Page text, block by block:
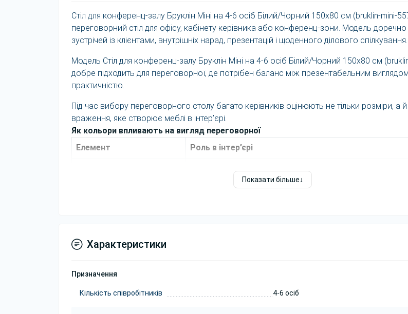
Стіл для конференц-залу Бруклін Міні на 4-6 осіб Білий/Чорний 150x80 см (bruklin-mini-
переговорний стіл для офісу, кабінету керівника або конференц-зони. Модель доречно
зустрічей із клієнтами, внутрішніх нарад, презентацій і щоденного ділового спілкування.
Модель Стіл для конференц-залу Бруклін Міні на 4-6 осіб Білий/Чорний 150x80 см
добре підходить для переговорної, де потрібен баланс між презентабельним
практичністю.
Під час вибору переговорного столу багато керівників оцінюють не тільки розміри, а
враження, яке створює меблі в інтер’єрі.
Як кольори впливають на вигляд переговорної
Елемент
Роль в інтер’єрі
Формує основне візуальне враження від столу.
Підкреслює конструкцію та підтримує стиль офісу.
Колір каркасу Чорний може підтримувати інші металеві елементи інтер’єру та
Для консалтингових компаній переговорний простір часто є одним із головних місць
клієнтами.
Показати більше
Характеристики
Призначення
Кількість співробітників 4-6 осіб